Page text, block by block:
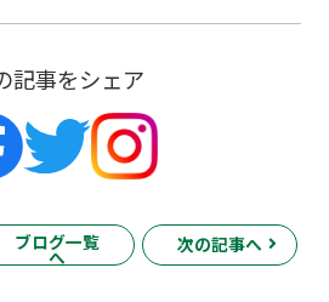
記事をシェア
ブログ一覧
へ
次の記事へ